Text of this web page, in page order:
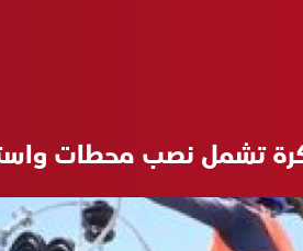
تشمل نصب محطات